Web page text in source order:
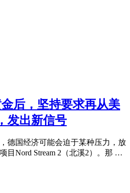
后，坚持要求再从美
发出新信号
德国经济可能会迫于某种压力，放
目Nord Stream 2（北溪2）。那 …